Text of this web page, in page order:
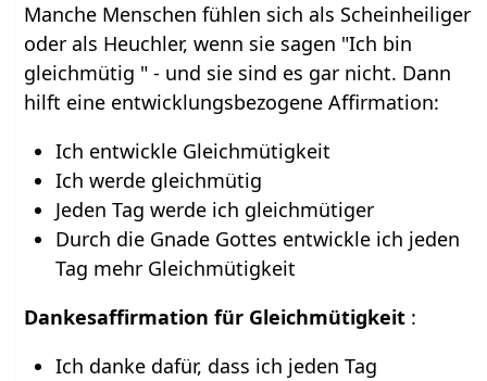
Manche Menschen fühlen sich als Scheinheiliger
oder als Heuchler, wenn sie sagen "Ich bin
gleichmütig " - und sie sind es gar nicht. Dann
hilft eine entwicklungsbezogene Affirmation:
Ich entwickle Gleichmütigkeit
Ich werde gleichmütig
Jeden Tag werde ich gleichmütiger
Durch die Gnade Gottes entwickle ich jeden
Tag mehr Gleichmütigkeit
Dankesaffirmation für Gleichmütigkeit :
Ich danke dafür, dass ich jeden Tag